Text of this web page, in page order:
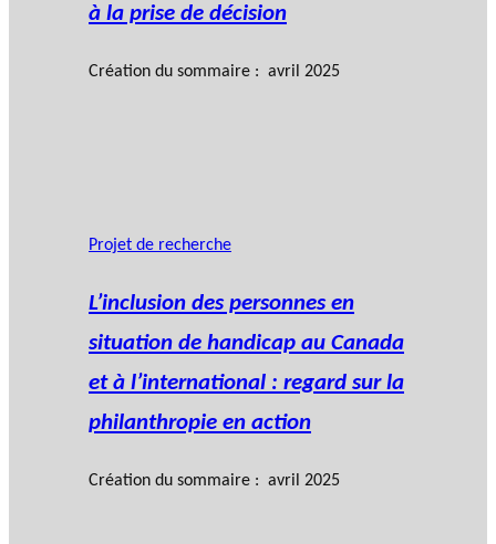
à la prise de décision
Création du sommaire : avril 2025
Projet de recherche
L’inclusion des personnes en
situation de handicap au Canada
et à l’international : regard sur la
philanthropie en action
Création du sommaire : avril 2025